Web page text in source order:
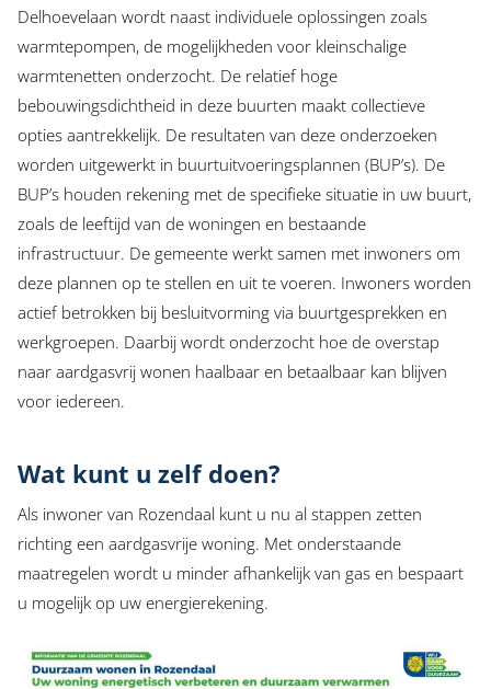
Delhoevelaan wordt naast individuele oplossingen zoals
warmtepompen, de mogelijkheden voor kleinschalige
warmtenetten onderzocht. De relatief hoge
bebouwingsdichtheid in deze buurten maakt collectieve
opties aantrekkelijk. De resultaten van deze onderzoeken
worden uitgewerkt in buurtuitvoeringsplannen (BUP’s). De
BUP’s houden rekening met de specifieke situatie in uw buurt,
zoals de leeftijd van de woningen en bestaande
infrastructuur. De gemeente werkt samen met inwoners om
deze plannen op te stellen en uit te voeren. Inwoners worden
actief betrokken bij besluitvorming via buurtgesprekken en
werkgroepen. Daarbij wordt onderzocht hoe de overstap
naar aardgasvrij wonen haalbaar en betaalbaar kan blijven
voor iedereen.
Wat kunt u zelf doen?
Als inwoner van Rozendaal kunt u nu al stappen zetten
richting een aardgasvrije woning. Met onderstaande
maatregelen wordt u minder afhankelijk van gas en bespaart
u mogelijk op uw energierekening.